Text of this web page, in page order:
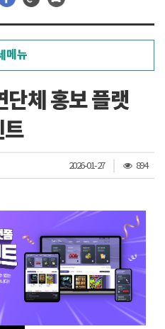
메뉴
단체 홍보 플랫
2026-01-27
조
회
894